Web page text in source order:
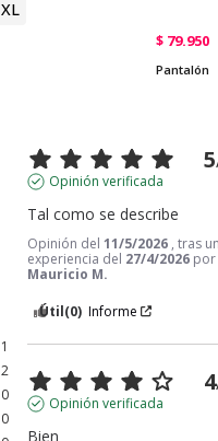
XL
$ 79.950
Pantalón
1
2
0
0
5
Opinión verificada
Tal como se describe
Opinión del11/5/2026 , tras
experiencia del 27/4/2026 por
Mauricio M.
Útil(0) Informe
4
Opinión verificada
Bien